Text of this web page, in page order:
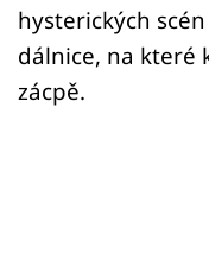
hysterických
dálnice, na které
zácpě.